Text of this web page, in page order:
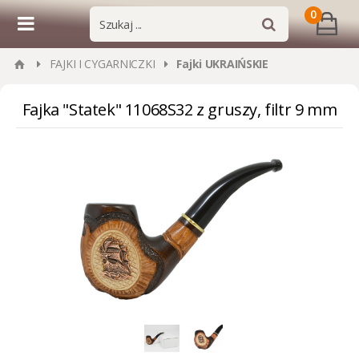
0
FAJKI I CYGARNICZKI Fajki UKRAIŃSKIE
Fajka "Statek" 11068S32 z gruszy, filtr 9 mm